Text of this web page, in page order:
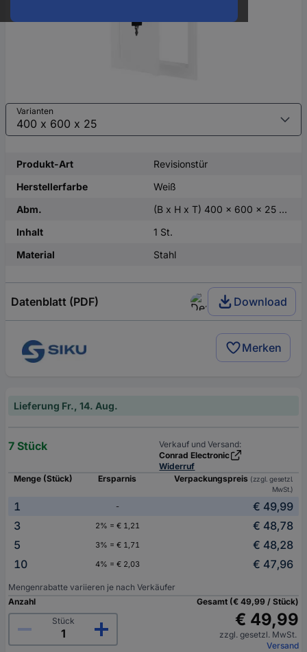
Varianten
Produkt-Art
Revisionstür
Herstellerfarbe
Weiß
Abm.
(B x H x T) 400 x 600 x 25 mm
Inhalt
1 St.
Material
Stahl
Datenblatt (PDF) Download
Merken
Lieferung Fr., 14. Aug.
7 Stück
Verkauf und Versand:
Conrad Electronic
Widerruf
Menge (Stück)
Ersparnis Verpackungspreis (zzgl. gesetzl.
MwSt.)
1 -
€ 49,99
3
2% = € 1,21
€ 48,78
5
3% = € 1,71
€ 48,28
10
4% = € 2,03 € 47,96
Mengenrabatte variieren je nach Verkäufer
Anzahl
Stück
Gesamt (€ 49,99 / Stück)
€ 49,99
zzgl. gesetzl. MwSt.
Versand